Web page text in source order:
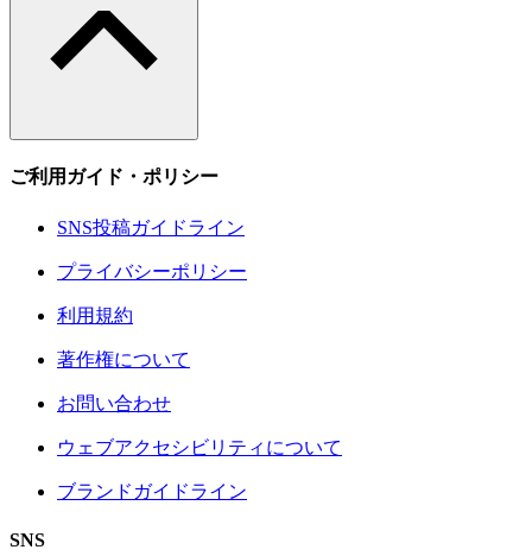
ご利用ガイド・ポリシー
SNS投稿ガイドライン
プライバシーポリシー
利用規約
著作権について
お問い合わせ
ウェブアクセシビリティについて
ブランドガイドライン
SNS